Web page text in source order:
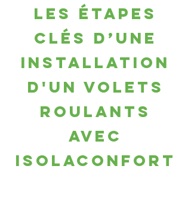
Les étapes
clés d’une
INSTALLATION
D'un Volets
roulants
avec
Isolaconfort